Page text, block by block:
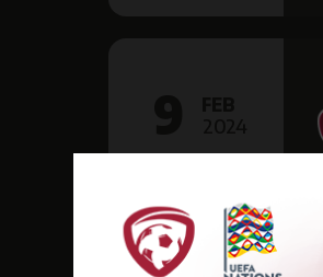
18:00